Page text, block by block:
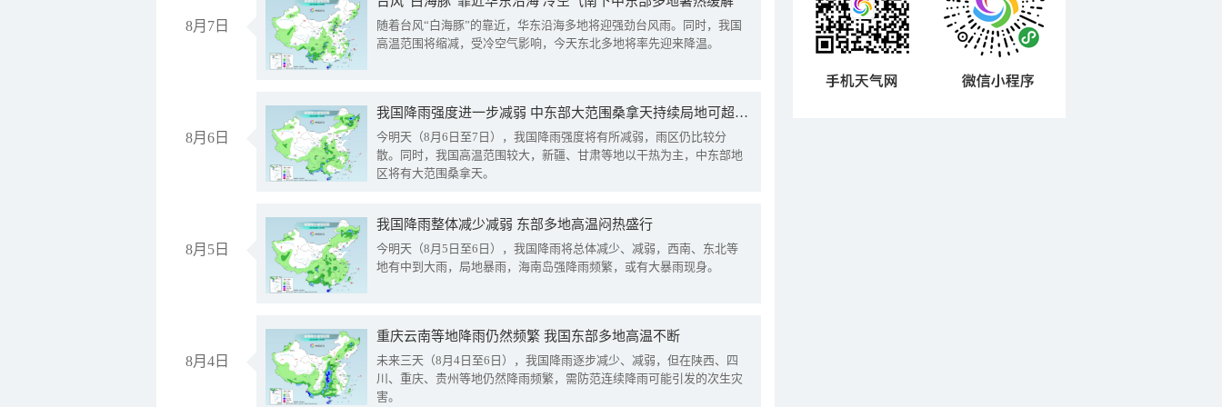
8月7日
随着台风“白海豚”的靠近，华东沿海多地将迎强劲台风雨。同时，我国
高温范围将缩减，受冷空气影响，今天东北多地将率先迎来降温。
8月6日
我国降雨强度进一步减弱 中东部大范围桑拿天持续局地可超38℃
今明天（8月6日至7日），我国降雨强度将有所减弱，雨区仍比较分
散。同时，我国高温范围较大，新疆、甘肃等地以干热为主，中东部地
区将有大范围桑拿天。
8月5日
我国降雨整体减少减弱 东部多地高温闷热盛行
今明天（8月5日至6日），我国降雨将总体减少、减弱，西南、东北等
地有中到大雨，局地暴雨，海南岛强降雨频繁，或有大暴雨现身。
8月4日
重庆云南等地降雨仍然频繁 我国东部多地高温不断
未来三天（8月4日至6日），我国降雨逐步减少、减弱，但在陕西、四
川、重庆、贵州等地仍然降雨频繁，需防范连续降雨可能引发的次生灾
害。